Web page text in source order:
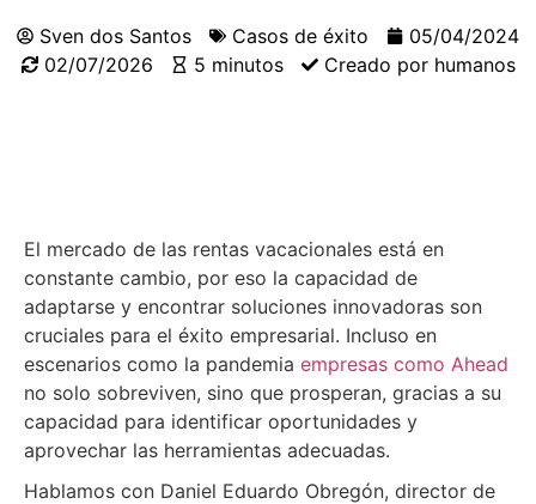
Sven dos Santos Casos de éxito
05/04/2024
02/07/2026
5 minutos Creado por humanos
El mercado de las rentas vacacionales está en
constante cambio, por eso la capacidad de
adaptarse y encontrar soluciones innovadoras son
cruciales para el éxito empresarial. Incluso en
escenarios como la pandemia empresas como Ahead
no solo sobreviven, sino que prosperan, gracias a su
capacidad para identificar oportunidades y
aprovechar las herramientas adecuadas.
Hablamos con Daniel Eduardo Obregón, director de